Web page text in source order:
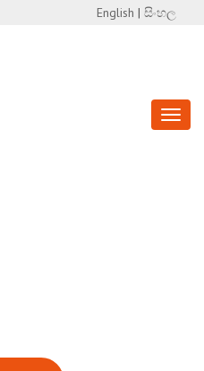
English | සිංහල